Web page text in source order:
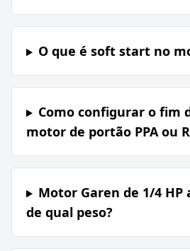
O que é soft start no
Como configurar o fim
motor de portão PPA ou
Motor Garen de 1/4
de qual peso?